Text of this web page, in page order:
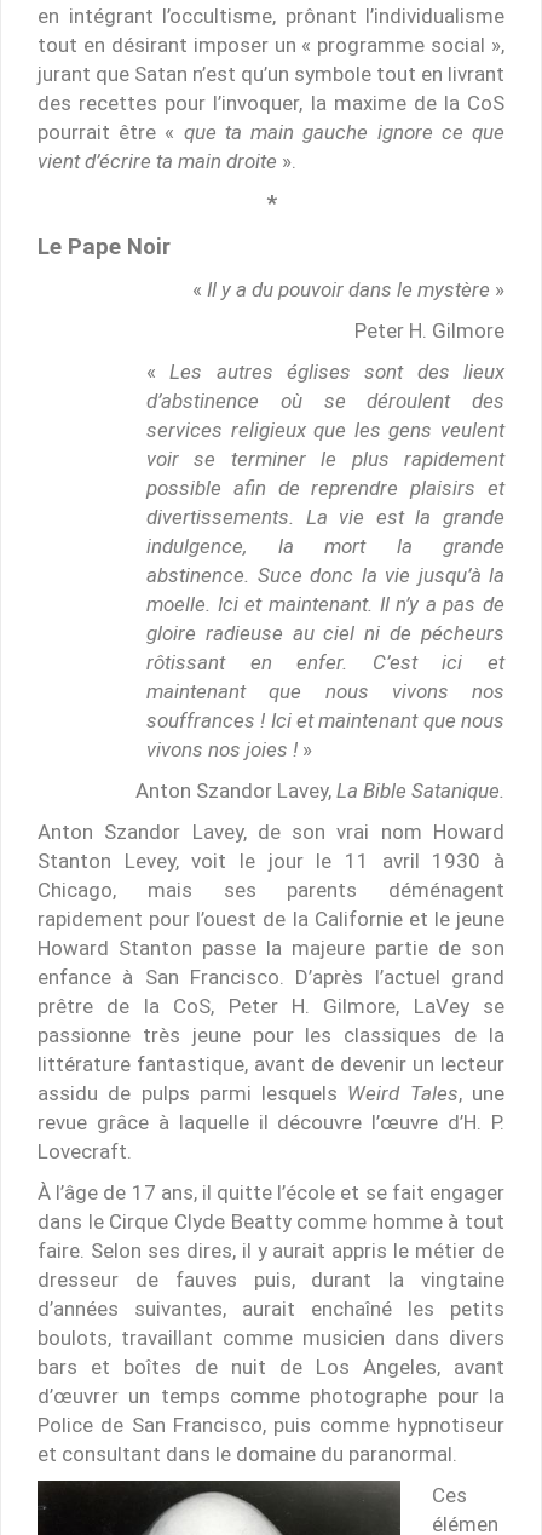
en intégrant l’occultisme, prônant l’individualisme
tout en désirant imposer un « programme social »,
jurant que Satan n’est qu’un symbole tout en livrant
des recettes pour l’invoquer, la maxime de la CoS
pourrait être « que ta main gauche ignore ce que
vient d’écrire ta main droite ».
*
Le Pape Noir
« Il y a du pouvoir dans le mystère »
Peter H. Gilmore
«Les autres églises sont des lieux
d’abstinence où se déroulent des
services religieux que les gens veulent
voir se terminer le plus rapidement
possible afin de reprendre plaisirs et
divertissements. La vie est la grande
indulgence, la mort la grande
abstinence. Suce donc la vie jusqu’à la
moelle. Ici et maintenant. Il n’y a pas de
gloire radieuse au ciel ni de pécheurs
rôtissant en enfer. C’est ici et
maintenant que nous vivons nos
souffrances ! Ici et maintenant que nous
vivons nos joies ! »
Anton Szandor Lavey, La Bible Satanique.
Anton Szandor Lavey, de son vrai nom Howard
Stanton Levey, voit le jour le 11 avril 1930 à
Chicago, mais ses parents déménagent
rapidement pour l’ouest de la Californie et le jeune
Howard Stanton passe la majeure partie de son
enfance à San Francisco. D’après l’actuel grand
prêtre de la CoS, Peter H. Gilmore, LaVey se
passionne très jeune pour les classiques de la
littérature fantastique, avant de devenir un lecteur
assidu de pulps parmi lesquels Weird Tales, une
revue grâce à laquelle il découvre l’œuvre d’H. P.
Lovecraft.
À l’âge de 17 ans, il quitte l’école et se fait engager
dans le Cirque Clyde Beatty comme homme à tout
faire. Selon ses dires, il y aurait appris le métier de
dresseur de fauves puis, durant la vingtaine
d’années suivantes, aurait enchaîné les petits
boulots, travaillant comme musicien dans divers
bars et boîtes de nuit de Los Angeles, avant
d’œuvrer un temps comme photographe pour la
Police de San Francisco, puis comme hypnotiseur
et consultant dans le domaine du paranormal.
Ces
élémen